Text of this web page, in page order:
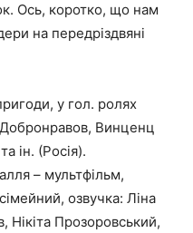
Ось, коротко, що нам
на передріздвяні
у гол. ролях
Винценц
ін. (Росія).
– мультфільм,
озвучка: Ліна
Нікіта Прозоровський,